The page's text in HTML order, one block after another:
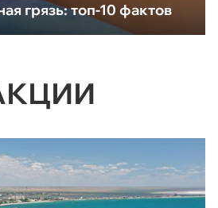
грязь: топ-10 фактов